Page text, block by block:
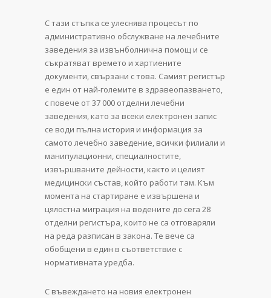
С тази стъпка се улеснява процесът по
административно обслужване на лечебните
заведения за извънболнична помощ и се
съкратяват времето и хартиените
документи, свързани с това. Самият регистър
е един от най-големите в здравеопазването,
с повече от 37 000 отделни лечебни
заведения, като за всеки електронен запис
се води пълна история и информация за
самото лечебно заведение, всички филиали и
манипулационни, специалностите,
извършваните дейности, както и целият
медицински състав, който работи там. Към
момента на стартиране е извършена и
цялостна миграция на водените до сега 28
отделни регистъра, които не са отговаряли
на реда разписан в закона. Те вече са
обобщени в един в съответствие с
нормативната уредба.
С въвеждането на новия електронен